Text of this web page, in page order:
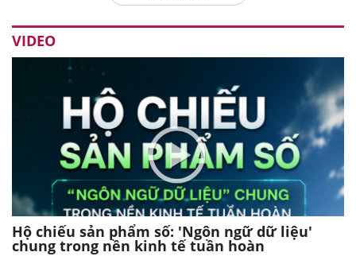
VIDEO
Hộ chiếu sản phẩm số: 'Ngôn ngữ dữ liệu'
chung trong nền kinh tế tuần hoàn